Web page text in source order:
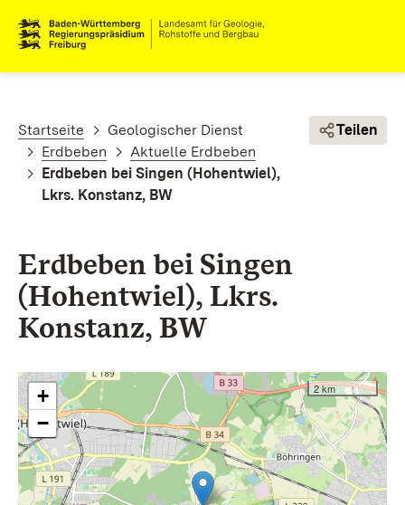
Pfadnavigation
Startseite
Geologischer Dienst
Erdbeben
Aktuelle Erdbeben
Erdbeben bei Singen (Hohentwiel),
Lkrs. Konstanz, BW
Teilen
Erdbeben bei Singen
(Hohentwiel), Lkrs.
Konstanz, BW
+
−
2 km